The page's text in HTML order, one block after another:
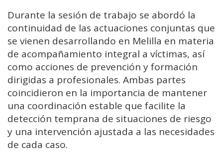
Durante la sesión de trabajo se abordó la
continuidad de las actuaciones conjuntas que
se vienen desarrollando en Melilla en materia
de acompañamiento integral a víctimas, así
como acciones de prevención y formación
dirigidas a profesionales. Ambas partes
coincidieron en la importancia de mantener
una coordinación estable que facilite la
detección temprana de situaciones de riesgo
y una intervención ajustada a las necesidades
de cada caso.